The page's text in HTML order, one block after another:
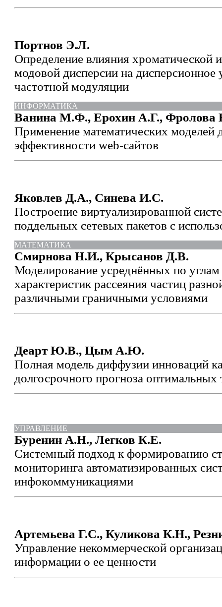
Портнов Э.Л.
Определение влияния хроматической
модовой дисперсии на
частотной модуляции
ИНФОРМАТИКА
Ванина М.Ф., Ерохин А.Г., Фролова
Применение математических моделей
эффективности web-сайтов
Яковлев Д.А., Синева И.С.
Построение виртуализированной
поддельных сетевых пакетов с
МАТЕМАТИКА
Смирнова Н.И., Крысанов Д.В.
Моделирование усреднённых по углам
характеристик рассеяния частиц
различными граничными условиями
Деарт Ю.В., Цым А.Ю.
Полная модель диффузии инноваций
долгосрочного прогноза
УПРАВЛЕНИЕ
Буренин А.Н., Легков К.Е.
Системный подход к формированию
мониторинга автоматизированных
инфокоммуникациями
Артемьева Г.С., Куликова К.Н.,
Управление некоммерческой
информации о ее ценности